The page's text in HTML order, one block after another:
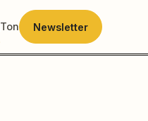
Ton Newsletter